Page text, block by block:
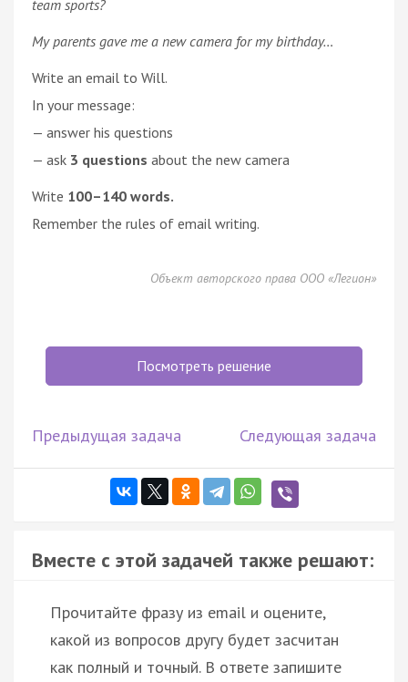
team sports?
My parents gave me a new camera for my birthday…
Write an email to Will.
In your message:
— answer his questions
— ask 3 questions about the new camera
Write 100–140 words.
Remember the rules of email writing.
Объект авторского права ООО «Легион»
Посмотреть решение
Предыдущая задача Следующая задача
Вместе с этой задачей также решают:
Прочитайте фразу из email и оцените,
какой из вопросов другу будет засчитан
как полный и точный. В ответе запишите